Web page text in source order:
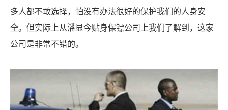
多人都不敢选择，怕没有办法很好的保护我们的人身安
全。但实际上从潘显今贴身保镖公司上我们了解到，这家
公司是非常不错的。